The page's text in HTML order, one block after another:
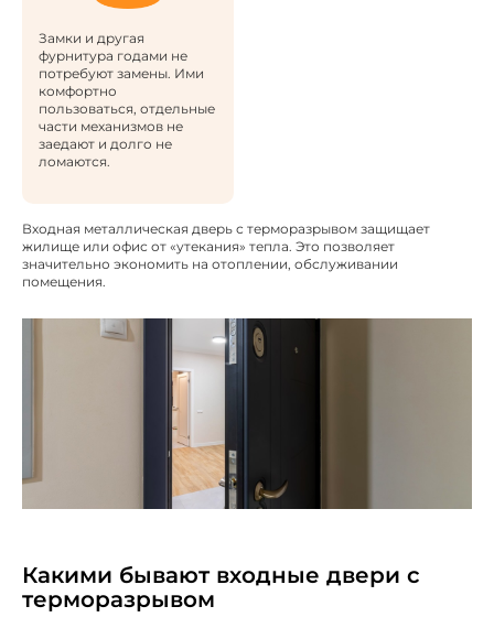
Замки и другая
фурнитура годами не
потребуют замены. Ими
комфортно
пользоваться, отдельные
части механизмов не
заедают и долго не
ломаются.
Входная металлическая дверь с терморазрывом защищает
жилище или офис от «утекания» тепла. Это позволяет
значительно экономить на отоплении, обслуживании
помещения.
Какими бывают входные двери с
терморазрывом